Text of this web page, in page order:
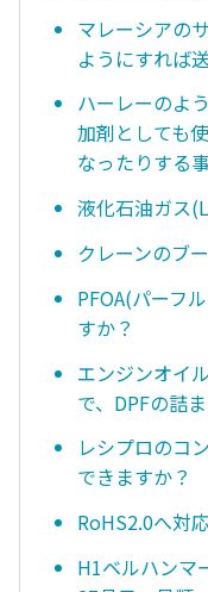
マレーシアの
ようにすれば
ハーレーのよ
加剤としても
なったりする
液化石油ガス
クレーンのブ
PFOA(パーフ
すか？
エンジンオイ
で、DPFの詰
レシプロのコ
できますか？
RoHS2.0へ対
H1ベルハンマ